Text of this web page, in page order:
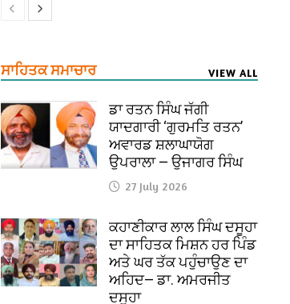
ਸਾਹਿਤਕ ਸਮਾਚਾਰ VIEW ALL
ਡਾ ਰਤਨ ਸਿੰਘ ਜੱਗੀ
ਯਾਦਗਾਰੀ ‘ਗੁਰਮਤਿ ਰਤਨ’
ਅਵਾਰਡ ਸ਼ਲਾਘਾਯੋਗ
ਉਪਰਾਲਾ — ਉਜਾਗਰ ਸਿੰਘ
27 July 2026
ਕਹਾਣੀਕਾਰ ਲਾਲ ਸਿੰਘ ਦਸੂਹਾ
ਦਾ ਸਾਹਿਤਕ ਮਿਸ਼ਨ ਹਰ ਪਿੰਡ
ਅਤੇ ਘਰ ਤੱਕ ਪਹੁੰਚਾਉਣ ਦਾ
ਅਹਿਦ— ਡਾ. ਅਮਰਜੀਤ
ਦਸੂਹਾ